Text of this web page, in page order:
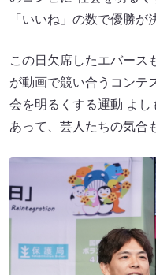
「いいね」の数で優勝が
この日欠席したエバース
が動画で競い合うコンテ
会を明るくする運動 よし
あって、芸人たちの気合